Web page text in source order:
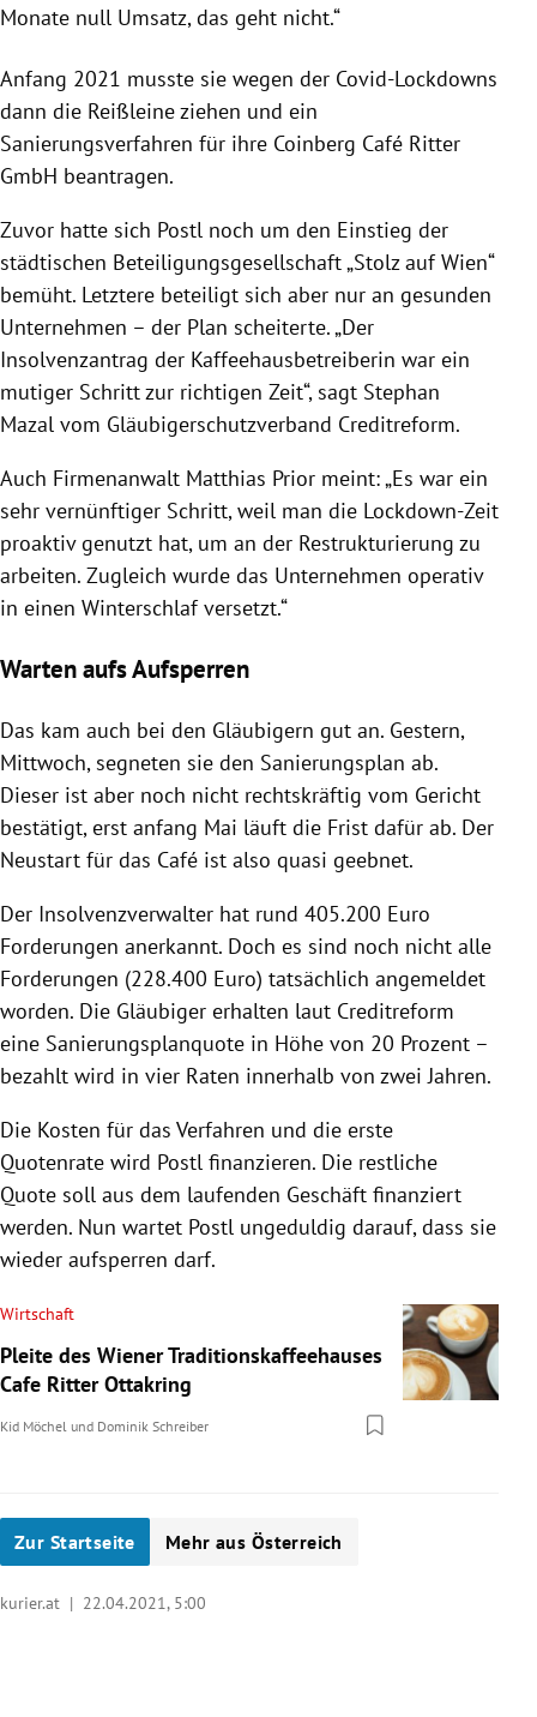
Monate null Umsatz, das geht nicht.“
Anfang 2021 musste sie wegen der Covid-Lockdowns
dann die Reißleine ziehen und ein
Sanierungsverfahren für ihre Coinberg Café Ritter
GmbH beantragen.
Zuvor hatte sich Postl noch um den Einstieg der
städtischen Beteiligungsgesellschaft „Stolz auf Wien“
bemüht. Letztere beteiligt sich aber nur an gesunden
Unternehmen – der Plan scheiterte. „Der
Insolvenzantrag der Kaffeehausbetreiberin war ein
mutiger Schritt zur richtigen Zeit“, sagt Stephan
Mazal vom Gläubigerschutzverband Creditreform.
Auch Firmenanwalt Matthias Prior meint: „Es war ein
sehr vernünftiger Schritt, weil man die Lockdown-Zeit
proaktiv genutzt hat, um an der Restrukturierung zu
arbeiten. Zugleich wurde das Unternehmen operativ
in einen Winterschlaf versetzt.“
Warten aufs Aufsperren
Das kam auch bei den Gläubigern gut an. Gestern,
Mittwoch, segneten sie den Sanierungsplan ab.
Dieser ist aber noch nicht rechtskräftig vom Gericht
bestätigt, erst anfang Mai läuft die Frist dafür ab. Der
Neustart für das Café ist also quasi geebnet.
Der Insolvenzverwalter hat rund 405.200 Euro
Forderungen anerkannt. Doch es sind noch nicht alle
Forderungen (228.400 Euro) tatsächlich angemeldet
worden. Die Gläubiger erhalten laut Creditreform
eine Sanierungsplanquote in Höhe von 20 Prozent –
bezahlt wird in vier Raten innerhalb von zwei Jahren.
Die Kosten für das Verfahren und die erste
Quotenrate wird Postl finanzieren. Die restliche
Quote soll aus dem laufenden Geschäft finanziert
werden. Nun wartet Postl ungeduldig darauf, dass sie
wieder aufsperren darf.
Wirtschaft
Pleite des Wiener Traditionskaffeehauses
Cafe Ritter Ottakring
Kid Möchel und Dominik Schreiber
Zur Startseite Mehr aus Österreich
kurier.at | 22.04.2021, 5:00